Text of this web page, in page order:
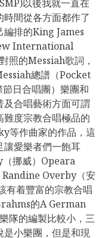
以後我就一直在
間從各方面都作了
編排的King James
International
照的Messiah歌詞，
總譜（Pocket
日合唱團）樂團和
合唱藝術方面可謂
度宗教合唱極品的
等作曲家的作品，這
讓愛樂者們一飽耳
挪威）Opeara
Overby（安
有着豐富的宗教合唱
的A German
隊的編製比較小，三
是小樂團，但是和現